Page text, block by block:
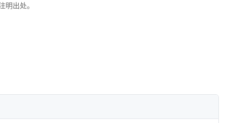
出处。